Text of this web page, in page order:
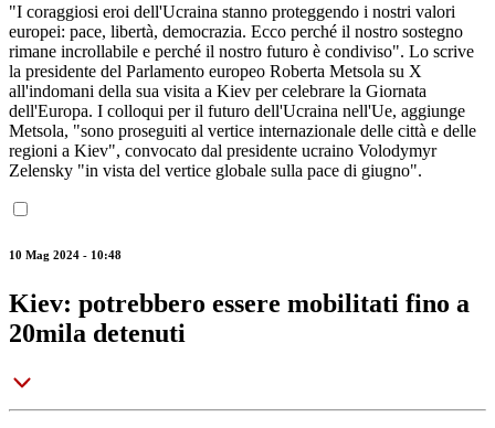
"I coraggiosi eroi dell'Ucraina stanno proteggendo i nostri valori
europei: pace, libertà, democrazia. Ecco perché il nostro sostegno
rimane incrollabile e perché il nostro futuro è condiviso". Lo scrive
la presidente del Parlamento europeo Roberta Metsola su X
all'indomani della sua visita a Kiev per celebrare la Giornata
dell'Europa. I colloqui per il futuro dell'Ucraina nell'Ue, aggiunge
Metsola, "sono proseguiti al vertice internazionale delle città e delle
regioni a Kiev", convocato dal presidente ucraino Volodymyr
Zelensky "in vista del vertice globale sulla pace di giugno".
10 Mag 2024 - 10:48
Kiev: potrebbero essere mobilitati fino a
20mila detenuti